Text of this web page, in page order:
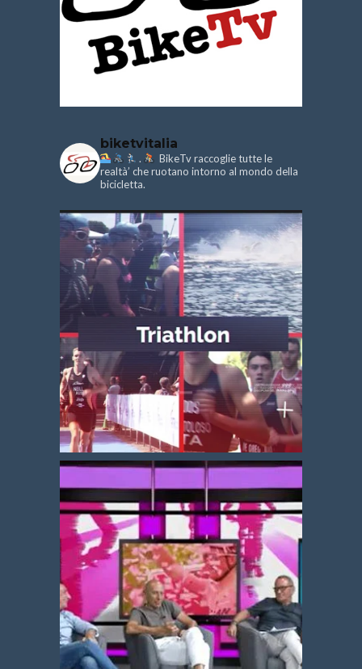
biketvitalia
.
BikeTv raccoglie tutte le
realtà’ che ruotano intorno al mondo della
bicicletta.